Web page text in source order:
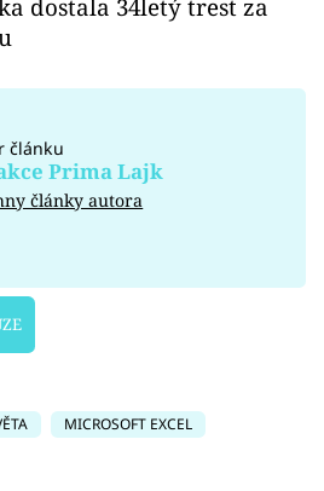
dostala 34letý trest za
článku
Prima Lajk
články autora
MICROSOFT EXCEL